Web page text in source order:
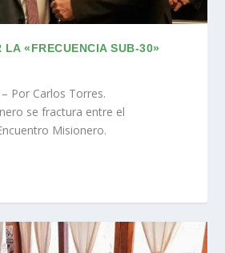
«FRECUENCIA SUB-30»
Por Carlos Torres.
se fractura entre el
Misionero.